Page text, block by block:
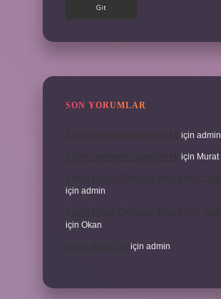
SON YORUMLAR
için admin
için Murat
için admin
için Okan
için admin